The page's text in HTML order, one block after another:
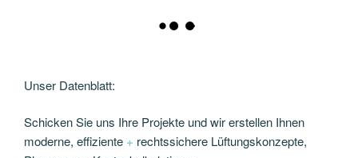
Unser Datenblatt:
Schicken Sie uns Ihre Projekte und wir erstellen Ihnen
moderne, effiziente + rechtssichere Lüftungskonzepte,